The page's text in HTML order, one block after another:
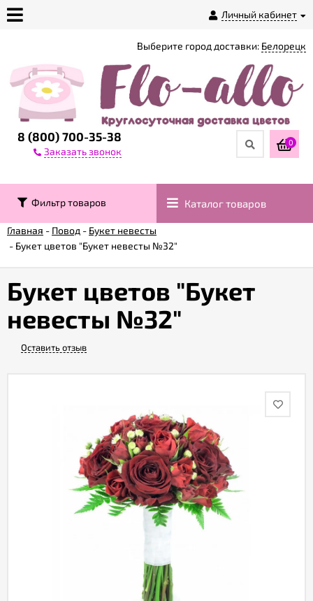
Личный кабинет
магазине
Доставка
Контакты
Возврат
Гарантии
Акции
8 (800) 700-35-38
Заказать звонок
Выберите город доставки: Белорецк
0
Фильтр товаров Каталог товаров
Главная - Повод - Букет невесты
- Букет цветов "Букет невесты №32"
Букет цветов "Букет
невесты №32"
Оставить отзыв